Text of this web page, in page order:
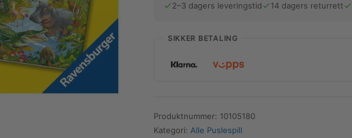
Biter
2–3 dagers leveringstid 14 dagers returrett
SIKKER BETALING
Produktnummer: 10105180
Kategori: Alle Puslespill